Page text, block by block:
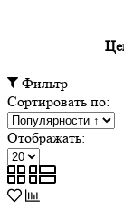
Фильтр
Сортировать по:
Отображать: